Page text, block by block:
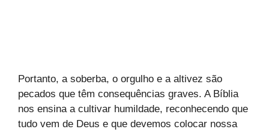
Portanto, a soberba, o orgulho e a altivez são
pecados que têm consequências graves. A Bíblia
nos ensina a cultivar humildade, reconhecendo que
tudo vem de Deus e que devemos colocar nossa